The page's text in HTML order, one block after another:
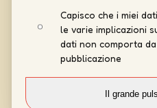
Capisco che i miei
le varie implicazioni
dati non comporta
pubblicazione